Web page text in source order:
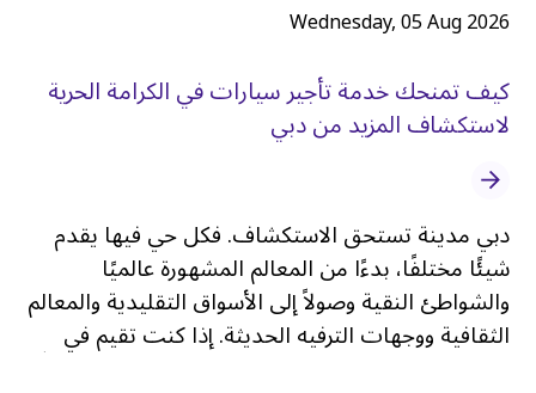
Wednesday, 05 Aug 2026
كيف تمنحك خدمة تأجير سيارات في الكرامة الحرية
لاستكشاف المزيد من دبي
دبي مدينة تستحق الاستكشاف. فكل حي فيها يقدم
شيئًا مختلفًا، بدءًا من المعالم المشهورة عالميًا
والشواطئ النقية وصولاً إلى الأسواق التقليدية والمعالم
الثقافية ووجهات الترفيه الحديثة. إذا كنت تقيم في
الكرامة، فأنت بالفعل في واحدة من أكثر الأحياء حيويةً